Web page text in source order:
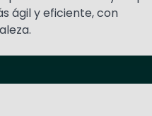
ágil y eficiente, con